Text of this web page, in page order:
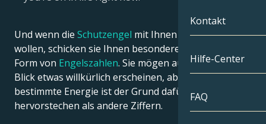
Krebs
Löwe
Jungfrau
Kompatibilität
Tarot
Engelszahlen
Kontakt
Hilfe-Center
FAQ
Und wenn die Schutzengel mit Ihnen sprechen
wollen, schicken sie Ihnen besondere Symbole in
Form von Engelszahlen. Sie mögen auf den ersten
Blick etwas willkürlich erscheinen, aber eine
bestimmte Energie ist der Grund dafür, dass sie mehr
hervorstechen als andere Ziffern.